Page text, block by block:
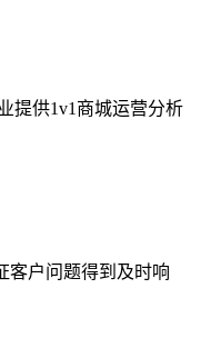
提供1v1商城运营分析
客户问题得到及时响